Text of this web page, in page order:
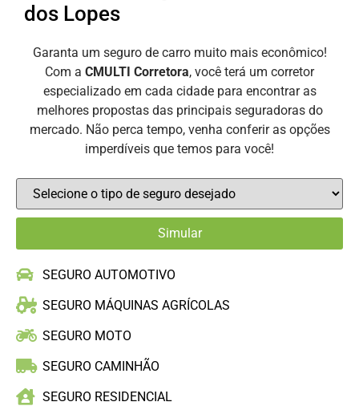
dos Lopes
Garanta um seguro de carro muito mais econômico!
Com a CMULTI Corretora, você terá um corretor
especializado em cada cidade para encontrar as
melhores propostas das principais seguradoras do
mercado. Não perca tempo, venha conferir as opções
imperdíveis que temos para você!
SEGURO AUTOMOTIVO
SEGURO MÁQUINAS AGRÍCOLAS
SEGURO MOTO
SEGURO CAMINHÃO
SEGURO RESIDENCIAL